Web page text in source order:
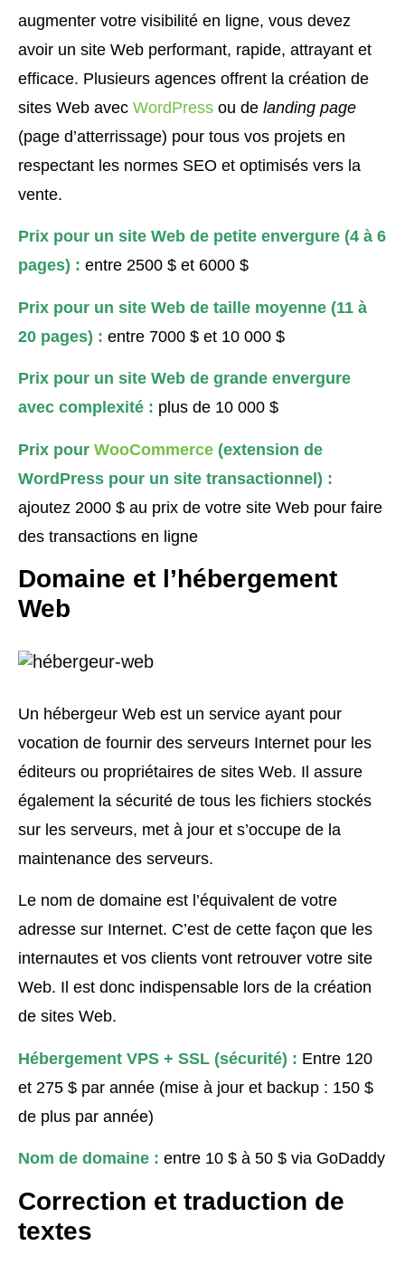
augmenter votre visibilité en ligne, vous devez
avoir un site Web performant, rapide, attrayant et
efficace. Plusieurs agences offrent la création de
sites Web avec WordPress ou de landing page
(page d’atterrissage) pour tous vos projets en
respectant les normes SEO et optimisés vers la
vente.
Prix pour un site Web de petite envergure (4 à 6
pages) : entre 2500 $ et 6000 $
Prix pour un site Web de taille moyenne (11 à
20 pages) : entre 7000 $ et 10 000 $
Prix pour un site Web de grande envergure
avec complexité : plus de 10 000 $
Prix pour WooCommerce (extension de
WordPress pour un site transactionnel) :
ajoutez 2000 $ au prix de votre site Web pour faire
des transactions en ligne
Domaine et l’hébergement
Web
Un hébergeur Web est un service ayant pour
vocation de fournir des serveurs Internet pour les
éditeurs ou propriétaires de sites Web. Il assure
également la sécurité de tous les fichiers stockés
sur les serveurs, met à jour et s’occupe de la
maintenance des serveurs.
Le nom de domaine est l’équivalent de votre
adresse sur Internet. C’est de cette façon que les
internautes et vos clients vont retrouver votre site
Web. Il est donc indispensable lors de la création
de sites Web.
Hébergement VPS + SSL (sécurité) : Entre 120
et 275 $ par année (mise à jour et backup : 150 $
de plus par année)
Nom de domaine : entre 10 $ à 50 $ via GoDaddy
Correction et traduction de
textes